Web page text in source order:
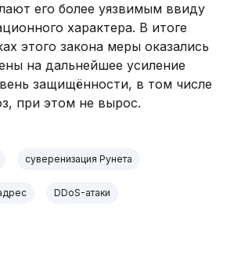
его более уязвимым ввиду
характера. В итоге
этого закона меры оказались
на дальнейшее усиление
защищённости, в том числе
при этом не вырос.
суверенизация Рунета
DDoS-атаки